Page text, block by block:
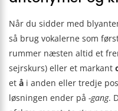
Når du sidder med
så brug vokalerne som
rummer næsten altid et
sejrskurs) eller et markant
et å i anden eller tredje
løsningen ender på -gang.